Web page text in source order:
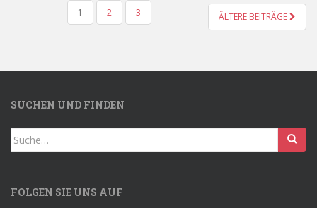
SEITENNUMMERIERUNG
1 2 3 ÄLTERE BEITRÄGE
SUCHEN UND FINDEN
Search
for:
FOLGEN SIE UNS AUF